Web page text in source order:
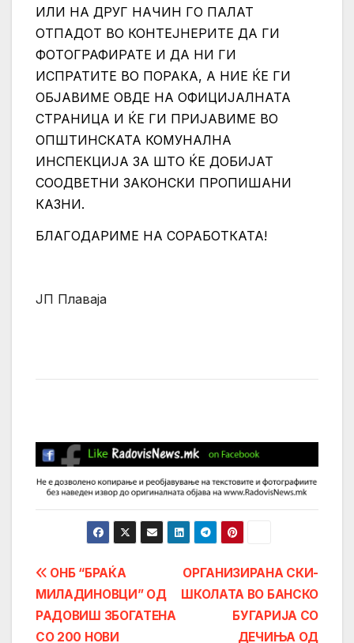
ИЛИ НА ДРУГ НАЧИН ГО ПАЛАТ
ОТПАДОТ ВО КОНТЕЈНЕРИТЕ ДА ГИ
ФОТОГРАФИРАТЕ И ДА НИ ГИ
ИСПРАТИТЕ ВО ПОРАКА, А НИЕ ЌЕ ГИ
ОБЈАВИМЕ ОВДЕ НА ОФИЦИЈАЛНАТА
СТРАНИЦА И ЌЕ ГИ ПРИЈАВИМЕ ВО
ОПШТИНСКАТА КОМУНАЛНА
ИНСПЕКЦИЈА ЗА ШТО ЌЕ ДОБИЈАТ
СООДВЕТНИ ЗАКОНСКИ ПРОПИШАНИ
КАЗНИ.
БЛАГОДАРИМЕ НА СОРАБОТКАТА!
ЈП Плаваја
Post
navigation
ОРГАНИЗИРАНА СКИ-
ШКОЛАТА ВО БАНСКО
БУГАРИЈА СО
ДЕЧИЊА ОД
ОНБ “БРАЌА
МИЛАДИНОВЦИ” ОД
РАДОВИШ ЗБОГАТЕНА
СО 200 НОВИ